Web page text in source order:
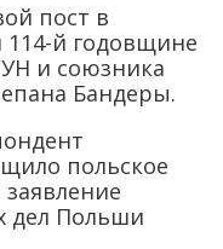
пост в
й годовщине
и союзника
Бандеры.
польское
заявление
дел Польши